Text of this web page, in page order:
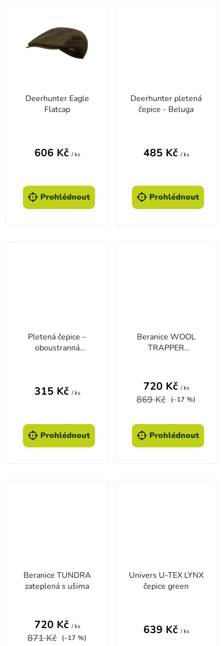
Deerhunter Eagle
Flatcap
606 Kč / ks
Prohlédnout
Deerhunter pletená
čepice - Beluga
485 Kč / ks
Prohlédnout
Pletená čepice –
oboustranná
315 Kč / ks
Prohlédnout
Beranice WOOL
TRAPPER
720 Kč / ks
869 Kč (–17 %)
Prohlédnout
Beranice TUNDRA
zateplená s ušima
720 Kč / ks
871 Kč (–17 %)
Univers U-TEX LYNX
čepice green
639 Kč / ks